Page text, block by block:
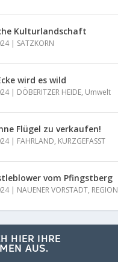
Kulturlandschaft
| SATZKORN
wird es wild
| DÖBERITZER HEIDE, Umwelt
Flügel zu verkaufen!
| FAHRLAND, KURZGEFASST
vom Pfingstberg
| NAUENER VORSTADT, REGION
HIER IHRE
AUS.